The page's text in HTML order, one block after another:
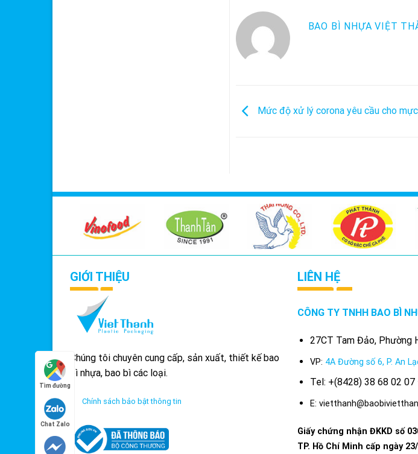
BAO BÌ NHỰA VIỆT
Mức độ xử lý corona yêu cầu cho
GIỚI THIỆU
Chúng tôi chuyên cung cấp, sản xuất, thiết kế bao
bì nhựa, bao bì các loại.
Chính sách bảo bật thông tin
LIÊN HỆ
CÔNG TY TNHH BAO BÌ
27CT Tam Đảo, Phường
VP: 4A Đường số 6, P. An
Tel: +(8428) 38 68 02
E:
Giấy chứng nhận ĐKKD số
TP. Hồ Chí Minh cấp ngày
Tìm đường
Chat Zalo